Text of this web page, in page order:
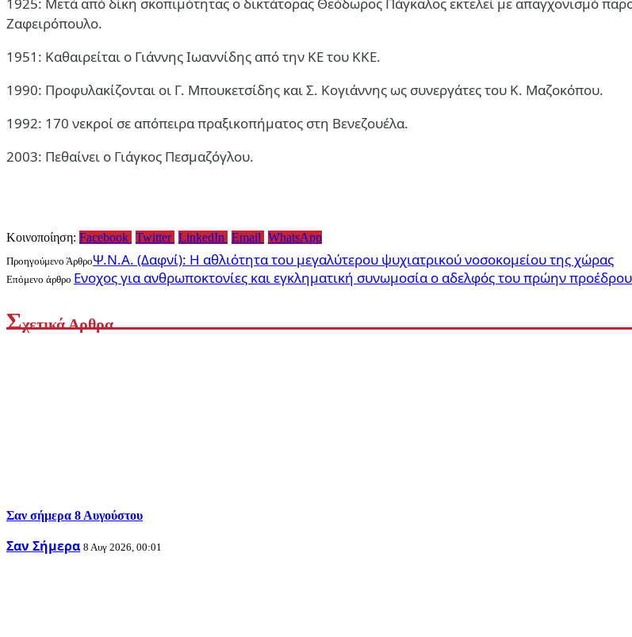
Ζαφειρόπουλο.
1951: Καθαιρείται ο Γιάννης Ιωαννίδης από την ΚΕ του ΚΚΕ.
1990: Προφυλακίζονται οι Γ. Μπουκετσίδης και Σ. Κογιάννης ως συνεργάτες του Κ. Μαζοκόπου.
1992: 170 νεκροί σε απόπειρα πραξικοπήματος στη Βενεζουέλα.
2003: Πεθαίνει ο Γιάγκος Πεσμαζόγλου.
Κοινοποίηση: Facebook Twitter LinkedIn Email WhatsApp
Προηγούμενο ΆρθροΨ.Ν.Α. (Δαφνί): Η αθλιότητα του μεγαλύτερου ψυχιατρικού νοσοκομείου της χώρας
Επόμενο άρθρο Ενοχος για ανθρωποκτονίες και εγκληματική συνωμοσία ο αδελφός του πρώην
Σχετικά Αρθρα
Σαν σήμερα 8 Αυγούστου
Σαν Σήμερα 8 Αυγ 2026, 00:01